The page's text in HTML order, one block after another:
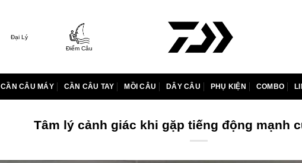
Đại Lý
Điểm Câu
CẦN CÂU MÁY CẦN CÂU TAY MỒI CÂU DÂY CÂU PHỤ KIỆN COMBO
Tâm lý cảnh giác khi gặp tiếng động mạnh